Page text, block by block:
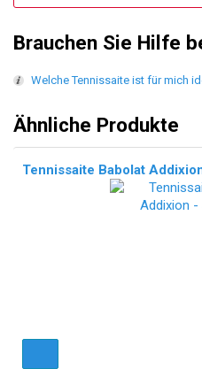
Brauchen Sie Hilfe
Welche Tennissaite ist für mich
Ähnliche Produkte
Tennissaite Babolat